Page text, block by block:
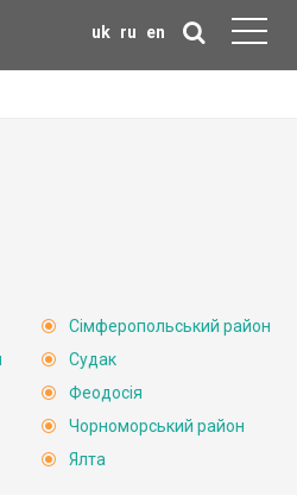
uk ru en
Сімферопольський район
Судак
Феодосія
Чорноморський район
Ялта